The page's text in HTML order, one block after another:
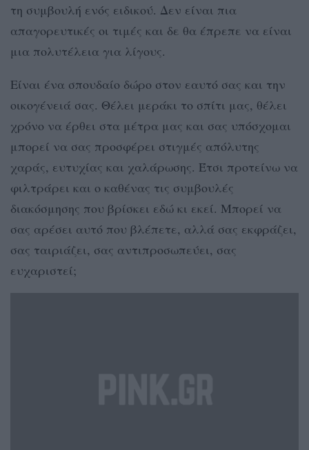
τη συμβουλή ενός ειδικού. Δεν είναι πια
απαγορευτικές οι τιμές και δε θα έπρεπε να είναι
μια πολυτέλεια για λίγους.
Είναι ένα σπουδαίο δώρο στον εαυτό σας και την
οικογένειά σας. Θέλει μεράκι το σπίτι μας, θέλει
χρόνο να έρθει στα μέτρα μας και σας υπόσχομαι
μπορεί να σας προσφέρει στιγμές απόλυτης
χαράς, ευτυχίας και χαλάρωσης. Έτσι προτείνω να
φιλτράρει και ο καθένας τις συμβουλές
διακόσμησης που βρίσκει εδώ κι εκεί. Μπορεί να
σας αρέσει αυτό που βλέπετε, αλλά σας εκφράζει,
σας ταιριάζει, σας αντιπροσωπεύει, σας
ευχαριστεί;